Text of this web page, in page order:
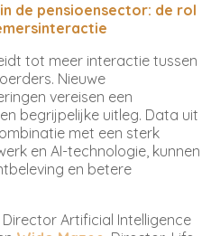
de pensioensector: de rol
tot meer interactie tussen
Nieuwe
vereisen een
begrijpelijke uitleg. Data uit
met een sterk
en AI-technologie, kunnen
en betere
Director Artificial Intelligence